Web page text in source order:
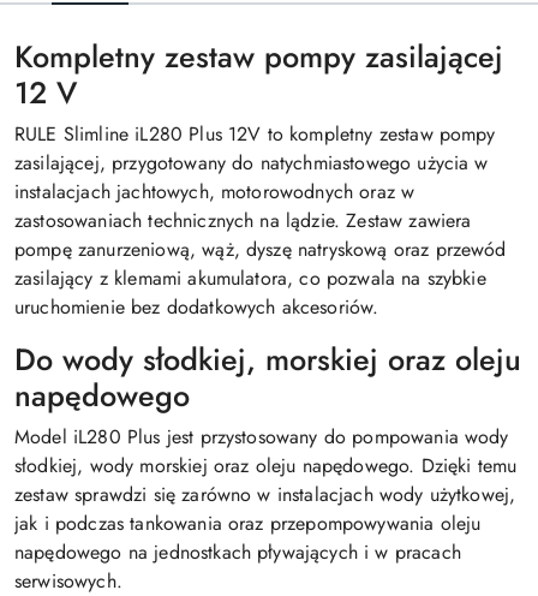
Kompletny zestaw pompy zasilającej
12 V
RULE Slimline iL280 Plus 12V to kompletny zestaw pompy
zasilającej, przygotowany do natychmiastowego użycia w
instalacjach jachtowych, motorowodnych oraz w
zastosowaniach technicznych na lądzie. Zestaw zawiera
pompę zanurzeniową, wąż, dyszę natryskową oraz przewód
zasilający z klemami akumulatora, co pozwala na szybkie
uruchomienie bez dodatkowych akcesoriów.
Do wody słodkiej, morskiej oraz oleju
napędowego
Model iL280 Plus jest przystosowany do pompowania wody
słodkiej, wody morskiej oraz oleju napędowego. Dzięki temu
zestaw sprawdzi się zarówno w instalacjach wody użytkowej,
jak i podczas tankowania oraz przepompowywania oleju
napędowego na jednostkach pływających i w pracach
serwisowych.